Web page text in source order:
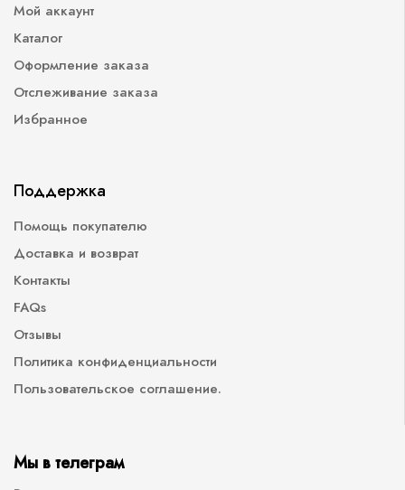
Мой аккаунт
Каталог
Оформление заказа
Отслеживание заказа
Избранное
Поддержка
Помощь покупателю
Доставка и возврат
Контакты
FAQs
Отзывы
Политика конфиденциальности
Пользовательское соглашение.
Мы в телеграм